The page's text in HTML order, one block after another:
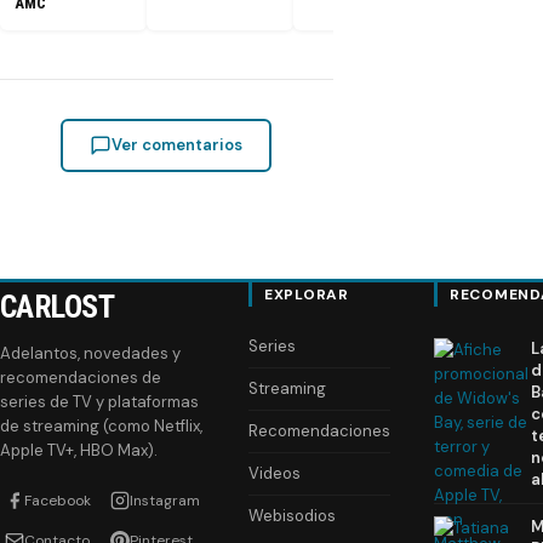
Ver comentarios
CARLOST
Adelantos, novedades y
recomendaciones de
series de TV y plataformas
de streaming (como Netflix,
Apple TV+, HBO Max).
Facebook Instagram
EXPLORAR
Series
Streaming
Recomendaciones
Videos
Webisodios